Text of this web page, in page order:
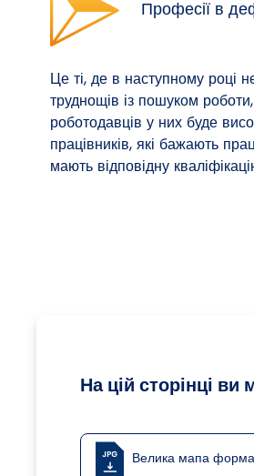
Професії в
Це ті, де в наступному році
труднощів із пошуком
роботодавців у них буде
працівників, які бажають
мають відповідну
На цій сторінці ви
Велика мапа